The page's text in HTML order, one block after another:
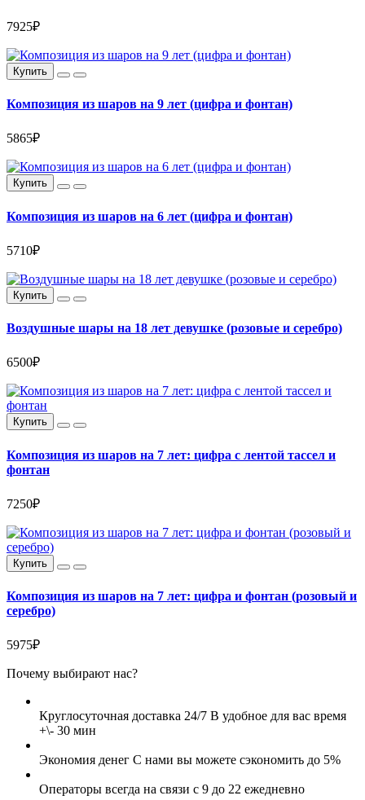
7925₽
Купить
Композиция из шаров на 9 лет (цифра и фонтан)
5865₽
Купить
Композиция из шаров на 6 лет (цифра и фонтан)
5710₽
Купить
Воздушные шары на 18 лет девушке (розовые и серебро)
6500₽
Купить
Композиция из шаров на 7 лет: цифра с лентой тассел и
фонтан
7250₽
Купить
Композиция из шаров на 7 лет: цифра и фонтан (розовый и
серебро)
5975₽
Почему выбирают нас?
Круглосуточная доставка 24/7 В удобное для вас время
+\- 30 мин
Экономия денег С нами вы можете сэкономить до 5%
Операторы всегда на связи с 9 до 22 ежедневно